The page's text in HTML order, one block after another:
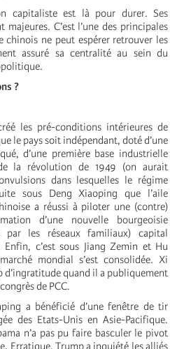
capitaliste est là pour durer. Ses
C’est l’une des principales
chinois ne peut espérer retrouver les
assuré sa centralité au sein du
?
les pré-conditions intérieures de
le pays soit indépendant, doté d’une
d’une première base industrielle
la révolution de 1949 (on aurait
dans lesquelles le régime
sous Deng Xiaoping que l’aile
a réussi à piloter une (contre)
d’une nouvelle bourgeoisie
par les réseaux familiaux) capital
c’est sous Jiang Zemin et Hu
mondial s’est consolidée. Xi
d’ingratitude quand il a publiquement
de PCC.
a bénéficié d’une fenêtre de tir
des Etats-Unis en Asie-Pacifique.
n’a pas pu faire basculer le pivot
Erratique, Trump a inquiété les alliés